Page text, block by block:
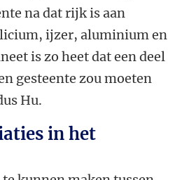
na dat rijk is aan
ijzer, aluminium en
is zo heet dat een deel
gesteente zou moeten
Hu.
in het